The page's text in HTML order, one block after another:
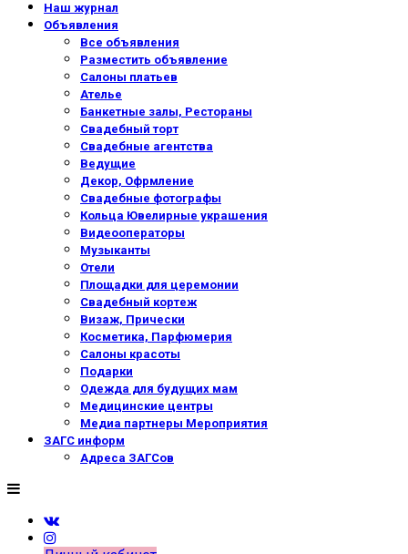
Наш журнал
Объявления
Все объявления
Разместить объявление
Салоны платьев
Ателье
Банкетные залы, Рестораны
Свадебный торт
Свадебные агентства
Ведущие
Декор, Офрмление
Свадебные фотографы
Кольца Ювелирные украшения
Видеооператоры
Музыканты
Отели
Площадки для церемонии
Свадебный кортеж
Визаж, Прически
Косметика, Парфюмерия
Салоны красоты
Подарки
Одежда для будущих мам
Медицинские центры
Медиа партнеры Мероприятия
ЗАГС информ
Адреса ЗАГСов